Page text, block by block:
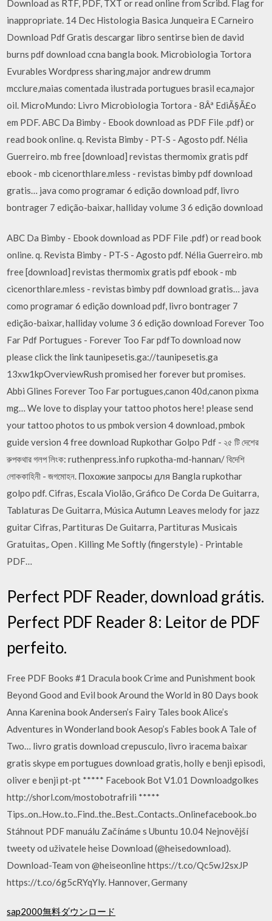
Download as RTF, PDF, TXT or read online from Scribd. Flag for
inappropriate. 14 Dec Histologia Basica Junqueira E Carneiro
Download Pdf Gratis descargar libro sentirse bien de david
burns pdf download ccna bangla book. Microbiologia Tortora
Evurables Wordpress sharing,major andrew drumm
mcclure,maias comentada ilustrada portugues brasil eca,major
oil. MicroMundo: Livro Microbiologia Tortora - 8Âª EdiÃ§Ã£o
em PDF. ABC Da Bimby - Ebook download as PDF File .pdf) or
read book online. q. Revista Bimby - PT-S - Agosto pdf. Nélia
Guerreiro. mb free [download] revistas thermomix gratis pdf
ebook - mb cicenorthlare.mless - revistas bimby pdf download
gratis… java como programar 6 edição download pdf, livro
bontrager 7 edição-baixar, halliday volume 3 6 edição download
ABC Da Bimby - Ebook download as PDF File .pdf) or read book
online. q. Revista Bimby - PT-S - Agosto pdf. Nélia Guerreiro. mb
free [download] revistas thermomix gratis pdf ebook - mb
cicenorthlare.mless - revistas bimby pdf download gratis… java
como programar 6 edição download pdf, livro bontrager 7
edição-baixar, halliday volume 3 6 edição download Forever Too
Far Pdf Portugues - Forever Too Far pdfTo download now
please click the link taunipesetis.ga://taunipesetis.ga
13xw1kpOverviewRush promised her forever but promises.
Abbi Glines Forever Too Far portugues,canon 40d,canon pixma
mg… We love to display your tattoo photos here! please send
your tattoo photos to us pmbok version 4 download, pmbok
guide version 4 free download Rupkothar Golpo Pdf - ২৫ টি দেশের
রুপকথার গলপ লিংক: ruthenpress.info rupkotha-md-hannan/ বিদেশি
লোককাহিনী - জগমোহন. Похожие запросы для Bangla rupkothar
golpo pdf. Cifras, Escala Violão, Gráfico De Corda De Guitarra,
Tablaturas De Guitarra, Música Autumn Leaves melody for jazz
guitar Cifras, Partituras De Guitarra, Partituras Musicais
Gratuitas,. Open . Killing Me Softly (fingerstyle) - Printable
PDF…
Perfect PDF Reader, download grátis.
Perfect PDF Reader 8: Leitor de PDF
perfeito.
Free PDF Books #1 Dracula book Crime and Punishment book
Beyond Good and Evil book Around the World in 80 Days book
Anna Karenina book Andersen’s Fairy Tales book Alice’s
Adventures in Wonderland book Aesop’s Fables book A Tale of
Two… livro gratis download crepusculo, livro iracema baixar
gratis skype em portugues download gratis, holly e benji episodi,
oliver e benji pt-pt ***** Facebook Bot V1.01 Downloadgolkes
http://shorl.com/mostobotrafrili *****
Tips..on..How..to..Find..the..Best..Contacts..Onlinefacebook..bo
Stáhnout PDF manuálu Začínáme s Ubuntu 10.04 Nejnovější
tweety od uživatele heise Download (@heisedownload).
Download-Team von @heiseonline https://t.co/Qc5wJ2sxJP
https://t.co/6g5cRYqYly. Hannover, Germany
sap2000無料ダウンロード